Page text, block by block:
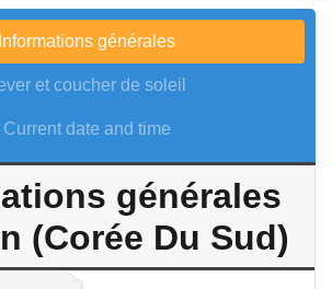
Informations générales
et coucher de soleil
Current date and time
générales
(Corée Du Sud)